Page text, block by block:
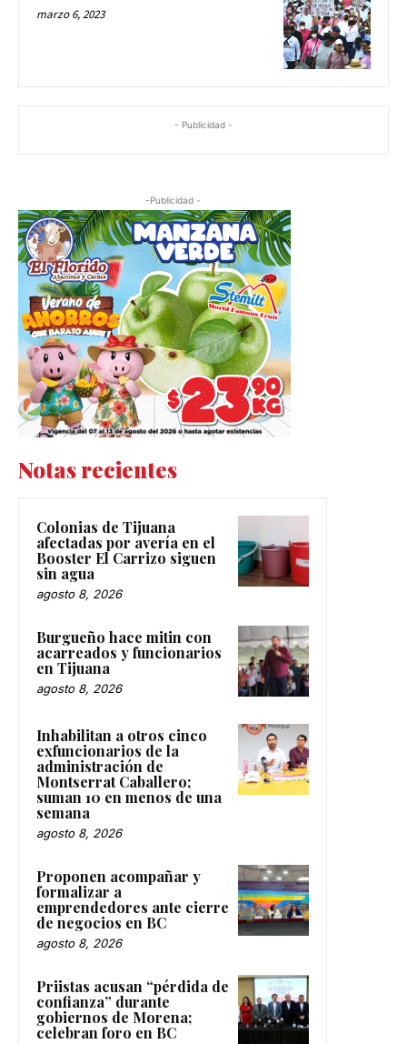
marzo 6, 2023
- Publicidad -
-Publicidad -
Notas recientes
Colonias de Tijuana
afectadas por avería en el
Booster El Carrizo siguen
sin agua
agosto 8, 2026
Burgueño hace mitin con
acarreados y funcionarios
en Tijuana
agosto 8, 2026
Inhabilitan a otros cinco
exfuncionarios de la
administración de
Montserrat Caballero;
suman 10 en menos de una
semana
agosto 8, 2026
Proponen acompañar y
formalizar a
emprendedores ante cierre
de negocios en BC
agosto 8, 2026
Priistas acusan “pérdida de
confianza” durante
gobiernos de Morena;
celebran foro en BC